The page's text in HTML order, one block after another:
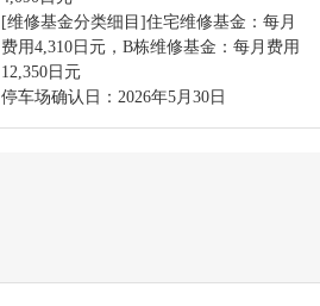
[维修基金分类细目]住宅维修基金：每月
费用4,310日元，B栋维修基金：每月费用
12,350日元
停车场确认日：2026年5月30日